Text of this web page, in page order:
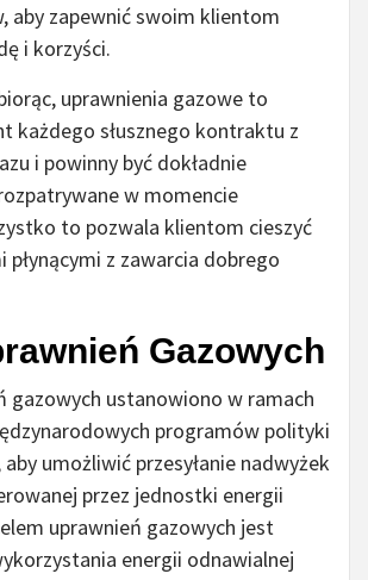
aby zapewnić swoim klientom
i korzyści.
uprawnienia gazowe to
każdego słusznego kontraktu z
i powinny być dokładnie
w momencie
to pozwala klientom cieszyć
płynącymi z zawarcia dobrego
Gazowych
gazowych ustanowiono w ramach
programów polityki
umożliwić przesyłanie nadwyżek
przez jednostki energii
uprawnień gazowych jest
energii odnawialnej